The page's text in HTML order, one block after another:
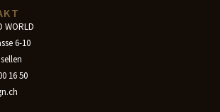
WORLD
6-10
16 50